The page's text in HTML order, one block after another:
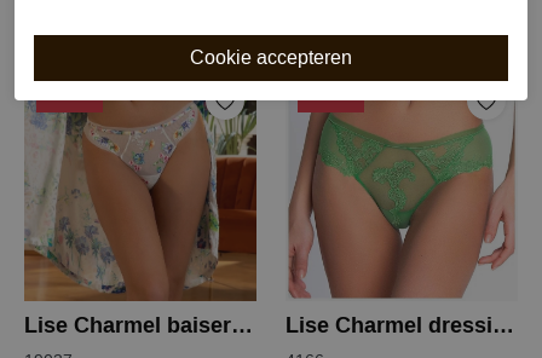
€ 104,99 € 52,50 € 99,99 € 50,00
-50%
Lise Charmel baisers legers tanga
-50%
Lise Charmel dressing floral hipster